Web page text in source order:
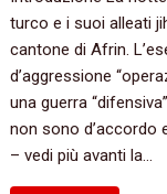
turco e i suoi alleati
cantone di Afrin.
d’aggressione
una guerra
non sono d’accordo
– vedi più avanti la…